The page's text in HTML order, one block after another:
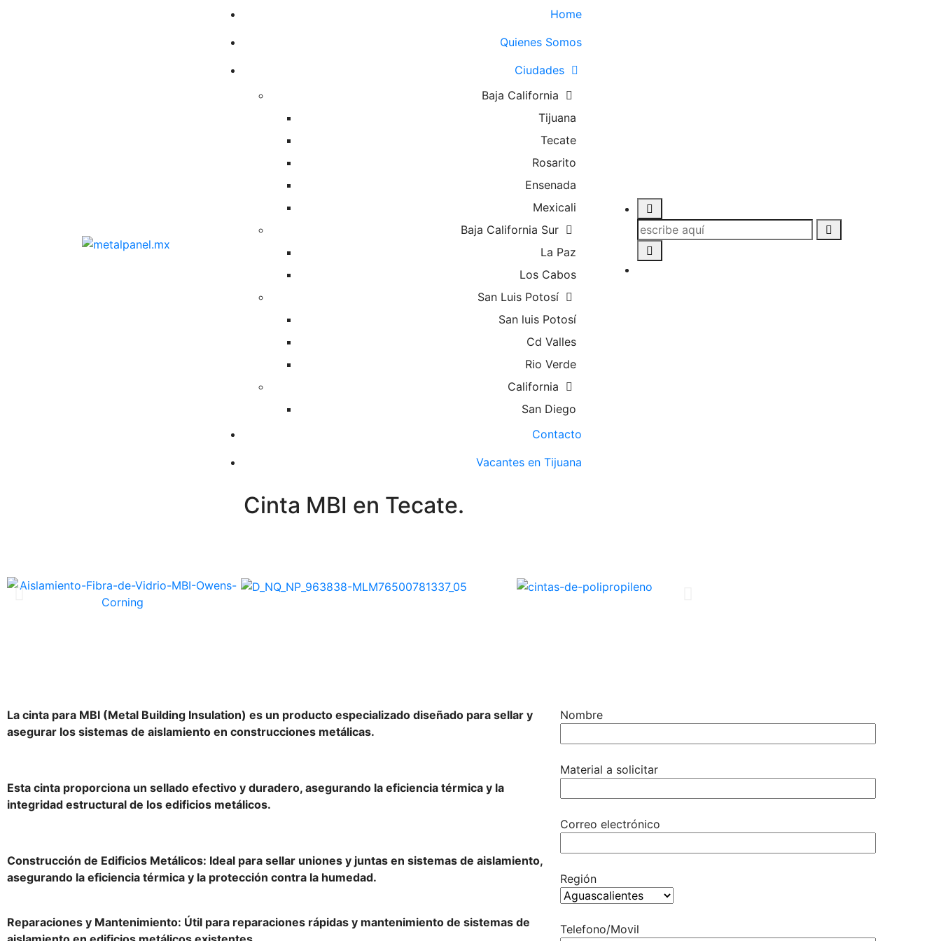
Home
Quienes Somos
Ciudades
Baja California
Tijuana
Tecate
Rosarito
Ensenada
Mexicali
Baja California Sur
La Paz
Los Cabos
San Luis Potosí
San luis Potosí
Cd Valles
Rio Verde
California
San Diego
Contacto
Vacantes en Tijuana
Cinta MBI en Tecate.
La cinta para MBI (Metal Building Insulation) es un producto especializado diseñado para sellar y
asegurar los sistemas de aislamiento en construcciones metálicas.
Esta cinta proporciona un sellado efectivo y duradero, asegurando la eficiencia térmica y la
integridad estructural de los edificios metálicos.
Construcción de Edificios Metálicos: Ideal para sellar uniones y juntas en sistemas de aislamiento,
asegurando la eficiencia térmica y la protección contra la humedad.
Reparaciones y Mantenimiento: Útil para reparaciones rápidas y mantenimiento de sistemas de
Nombre
Material a solicitar
Correo electrónico
Región
Telefono/Movil